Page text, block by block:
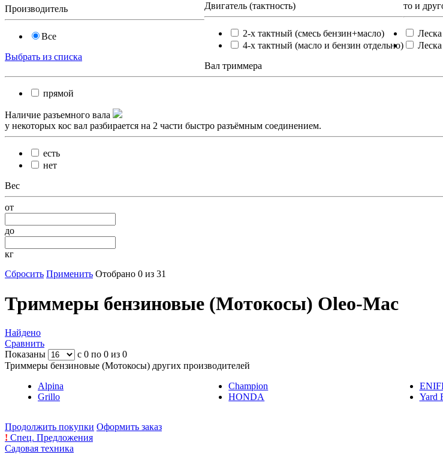
Производитель
Все
Выбрать из списка
Двигатель (тактность)
2-х тактный (смесь бензин+масло)
4-х тактный (масло и бензин отдельно)
то и
Леска
Вал триммера
прямой
Наличие разъемного вала
у некоторых кос вал разбирается на 2 части быстро разъёмным соединением.
есть
нет
Вес
от
до
кг
Сбросить Применить Отобрано 0 из 31
Триммеры бензиновые (Мотокосы) Oleo-Mac
Найдено
Сравнить
Показаны
с 0 по 0 из 0
Триммеры бензиновые (Мотокосы) других производителей
Alpina
Champion
Grillo
HONDA
Yard
Продолжить покупки Оформить заказ
! Спец. Предложения
Садовая техника